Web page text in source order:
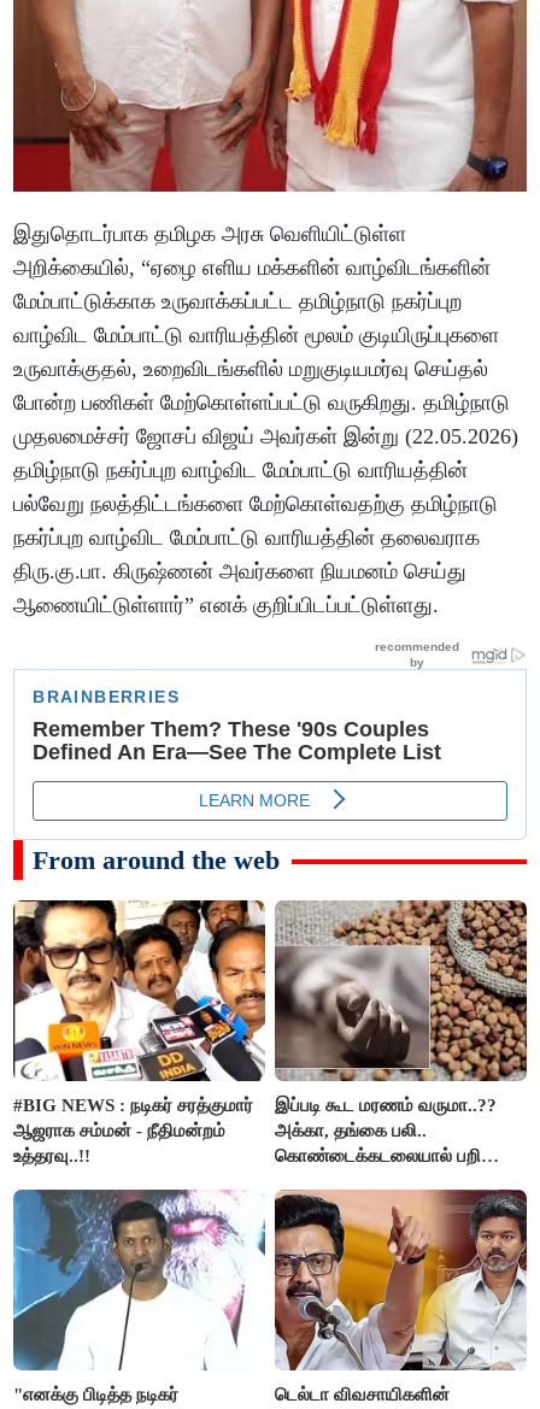
இதுதொடர்பாக தமிழக அரசு வெளியிட்டுள்ள
அறிக்கையில், “ஏழை எளிய மக்களின் வாழ்விடங்களின்
மேம்பாட்டுக்காக உருவாக்கப்பட்ட தமிழ்நாடு நகர்ப்புற
வாழ்விட மேம்பாட்டு வாரியத்தின் மூலம் குடியிருப்புகளை
உருவாக்குதல், உறைவிடங்களில் மறுகுடியமர்வு செய்தல்
போன்ற பணிகள் மேற்கொள்ளப்பட்டு வருகிறது. தமிழ்நாடு
முதலமைச்சர் ஜோசப் விஜய் அவர்கள் இன்று (22.05.2026)
தமிழ்நாடு நகர்ப்புற வாழ்விட மேம்பாட்டு வாரியத்தின்
பல்வேறு நலத்திட்டங்களை மேற்கொள்வதற்கு தமிழ்நாடு
நகர்ப்புற வாழ்விட மேம்பாட்டு வாரியத்தின் தலைவராக
திரு.கு.பா. கிருஷ்ணன் அவர்களை நியமனம் செய்து
ஆணையிட்டுள்ளார்” எனக் குறிப்பிடப்பட்டுள்ளது.
From around the web
#BIG NEWS : நடிகர் சரத்குமார்
ஆஜராக சம்மன் - நீதிமன்றம்
உத்தரவு..!!
இப்படி கூட மரணம் வருமா..??
அக்கா, தங்கை பலி..
கொண்டைக்கடலையால் பறிபோன
"எனக்கு பிடித்த நடிகர் டெல்டா விவசாயிகளின்